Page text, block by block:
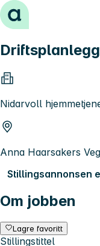
Hopp til innhold
Nidarvoll
Anna Haarsakers
Stillingsannonsen
Om jobben
Lagre favoritt
Stillingstittel